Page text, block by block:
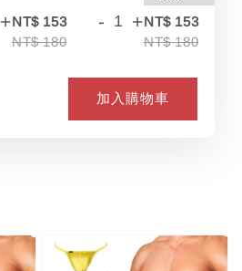
+NT$ 153
NT$ 180
- +NT$ 153
NT$ 180
加入購物車